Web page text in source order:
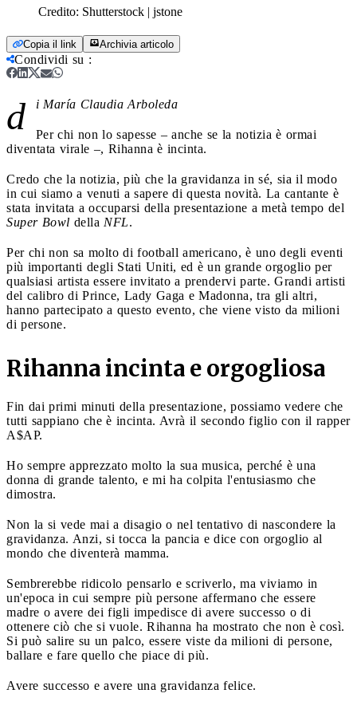
Credito: Shutterstock | jstone
Copia il link Archivia articolo
Condividi su :
d i María Claudia Arboleda
Per chi non lo sapesse – anche se la notizia è ormai
diventata virale –, Rihanna è incinta.
Credo che la notizia, più che la gravidanza in sé, sia il modo
in cui siamo a venuti a sapere di questa novità. La cantante è
stata invitata a occuparsi della presentazione a metà tempo del
Super Bowl della NFL.
Per chi non sa molto di football americano, è uno degli eventi
più importanti degli Stati Uniti, ed è un grande orgoglio per
qualsiasi artista essere invitato a prendervi parte. Grandi artisti
del calibro di Prince, Lady Gaga e Madonna, tra gli altri,
hanno partecipato a questo evento, che viene visto da milioni
di persone.
Rihanna incinta e orgogliosa
Fin dai primi minuti della presentazione, possiamo vedere che
tutti sappiano che è incinta. Avrà il secondo figlio con il rapper
A$AP.
Ho sempre apprezzato molto la sua musica, perché è una
donna di grande talento, e mi ha colpita l'entusiasmo che
dimostra.
Non la si vede mai a disagio o nel tentativo di nascondere la
gravidanza. Anzi, si tocca la pancia e dice con orgoglio al
mondo che diventerà mamma.
Sembrerebbe ridicolo pensarlo e scriverlo, ma viviamo in
un'epoca in cui sempre più persone affermano che essere
madre o avere dei figli impedisce di avere successo o di
ottenere ciò che si vuole. Rihanna ha mostrato che non è così.
Si può salire su un palco, essere viste da milioni di persone,
ballare e fare quello che piace di più.
Avere successo e avere una gravidanza felice.